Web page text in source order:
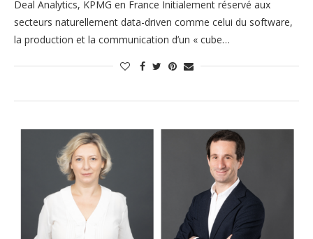
Deal Analytics, KPMG en France Initialement réservé aux
secteurs naturellement data-driven comme celui du software,
la production et la communication d’un « cube…